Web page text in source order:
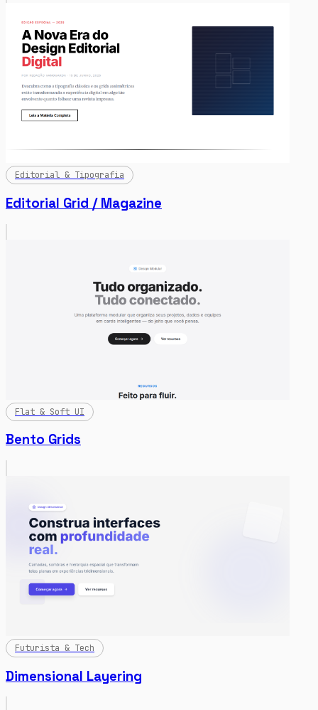
Editorial & Tipografia
Editorial Grid / Magazine
Flat & Soft UI
Bento Grids
Futurista & Tech
Dimensional Layering